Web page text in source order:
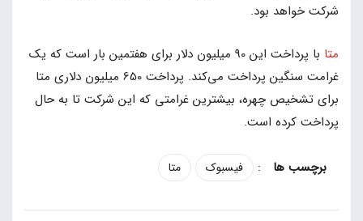
شرکت خواهد بود.
متا
با پرداخت این 90 میلیون دلار برای هفتمین بار است که یک
غرامت سنگین پرداخت می‌کند. پرداخت 650 میلیون دلاری متا
برای تشخیص چهره، بیشترین غرامتی که این شرکت تا به حال
پرداخت کرده است.
: فیسبوک متا